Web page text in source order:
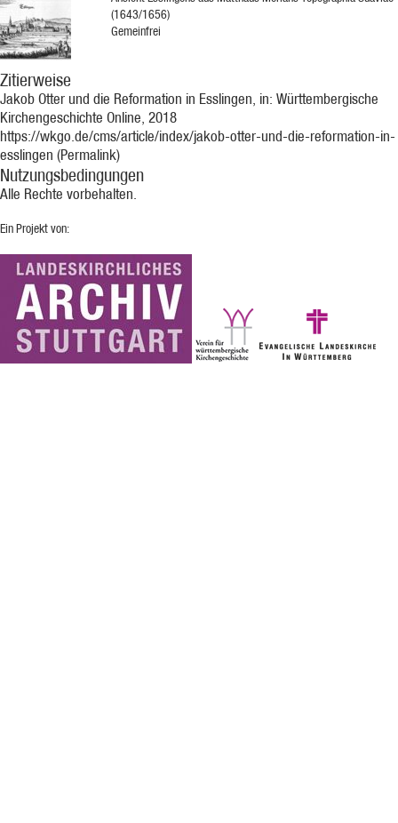
(1643/1656)
Gemeinfrei
Zitierweise
Jakob Otter und die Reformation in Esslingen, in: Württembergische
Kirchengeschichte Online, 2018
https://wkgo.de/cms/article/index/jakob-otter-und-die-reformation-in-
esslingen (Permalink)
Nutzungsbedingungen
Alle Rechte vorbehalten.
Ein Projekt von: